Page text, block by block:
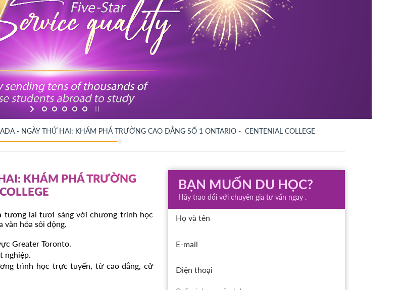
- NGÀY THỨ HAI: KHÁM PHÁ TRƯỜNG CAO ĐẲNG SỐ 1 ONTARIO - CENTENIAL COLLEGE
KHÁM PHÁ TRƯỜNG
tương lai tươi sáng với chương trình học
hóa sôi động.
Greater Toronto.
nghiệp.
trình học trực tuyến, từ cao đẳng, cử
BẠN MUỐN DU HỌC?
Hãy trao đổi với chuyên gia tư vấn ngay .
Họ và tên
E-mail
Điện thoại